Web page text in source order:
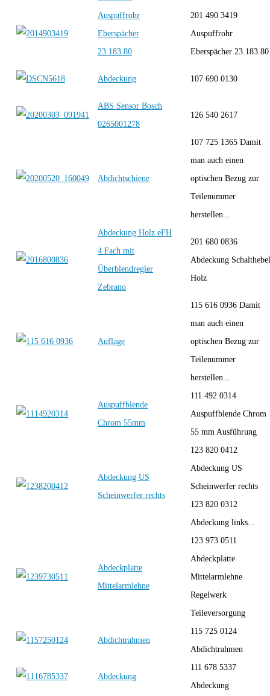
Auspuffrohr
Eberspächer
23.183.80
201 490 3419
Auspuffrohr
Eberspächer 23.183.80
Abdeckung 107 690 0130
ABS Sensor Bosch
0265001278
126 540 2617
Abdichtschiene
107 725 1365 Damit
man auch einen
optischen Bezug zur
Teilenummer
herstellen...
Abdeckung Holz eFH
4 Fach mit
Überblendregler
Zebrano
201 680 0836
Abdeckung Schalthebel
Holz
Auflage
115 616 0936 Damit
man auch einen
optischen Bezug zur
Teilenummer
herstellen...
Auspuffblende
Chrom 55mm
111 492 0314
Auspuffblende Chrom
55 mm Ausführung
Abdeckung US
Scheinwerfer rechts
123 820 0412
Abdeckung US
Scheinwerfer rechts
123 820 0312
Abdeckung links...
Abdeckplatte
Mittelarmlehne
123 973 0511
Abdeckplatte
Mittelarmlehne
Regelwerk
Teileversorgung
Abdichtrahmen
115 725 0124
Abdichtrahmen
Abdeckung
111 678 5337
Abdeckung